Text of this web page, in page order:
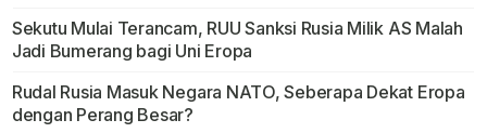
Sekutu Mulai Terancam, RUU Sanksi Rusia Milik AS Malah
Jadi Bumerang bagi Uni Eropa
Rudal Rusia Masuk Negara NATO, Seberapa Dekat Eropa
dengan Perang Besar?